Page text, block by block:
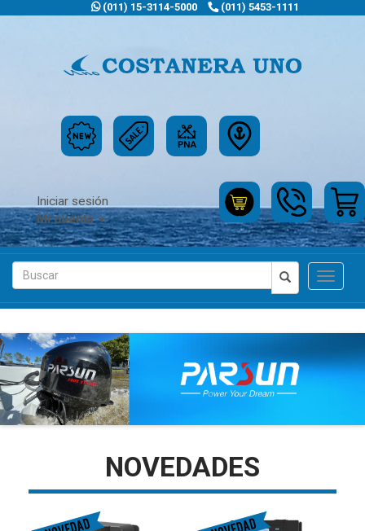
(011) 15-3114-5000 (011) 5453-1111
Iniciar sesión
Mi cuenta
Toggle
NOVEDADES